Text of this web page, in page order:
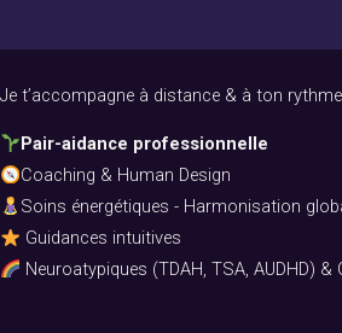
Je t’accompagne à distance & à ton
Pair-aidance professionnelle
Coaching & Human Design
Soins énergétiques - Harmonisation
Guidances intuitives
Neuroatypiques (TDAH, TSA, AUDHD) &